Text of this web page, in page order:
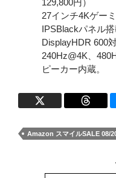
27インチ4Kゲー
IPSBlackパネル搭
DisplayHDR 600
240Hz@4K、
ピーカー内蔵。
Amazon スマイルSALE 08/